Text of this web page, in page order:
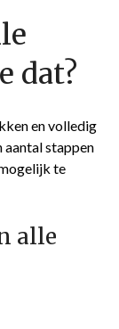
dat?
en volledig
aantal stappen
te
alle